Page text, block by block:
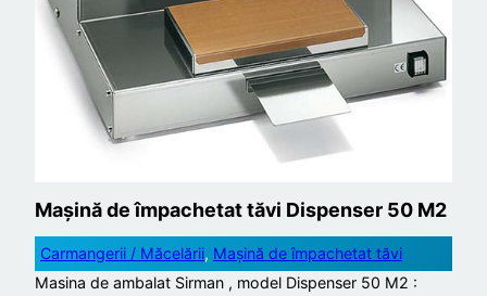
Mașină de împachetat tăvi Dispenser 50 M2
Carmangerii / Măcelării, Mașină de împachetat tăvi
Masina de ambalat Sirman , model Dispenser 50 M2 :